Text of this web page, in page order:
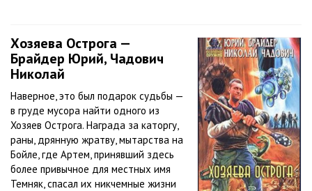
Хозяева Острога —
Брайдер Юрий, Чадович
Николай
Наверное, это был подарок судьбы —
в груде мусора найти одного из
Хозяев Острога. Награда за каторгу,
раны, дрянную жратву, мытарства на
Бойле, где Артем, принявший здесь
более привычное для местных имя
Темняк, спасал их никчемные жизни